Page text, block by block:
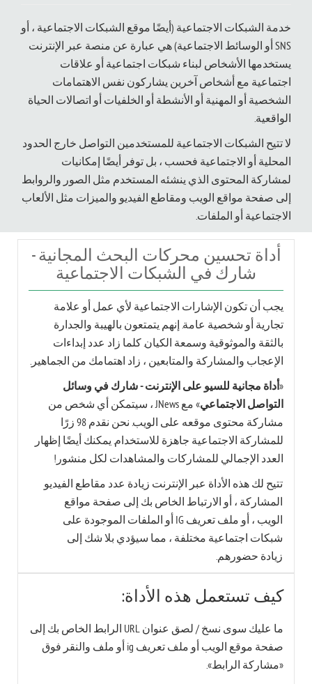
خدمة الشبكات الاجتماعية (أيضًا موقع الشبكات الاجتماعية ، أو
SNS أو الوسائط الاجتماعية) هي عبارة عن منصة عبر الإنترنت
يستخدمها الأشخاص لبناء شبكات اجتماعية أو علاقات
اجتماعية مع أشخاص آخرين يشاركون نفس الاهتمامات
الشخصية أو المهنية أو الأنشطة أو الخلفيات أو اتصالات الحياة
الواقعية.
لا تتيح الشبكات الاجتماعية للمستخدمين التواصل خارج الحدود
المحلية أو الاجتماعية فحسب ، بل توفر أيضًا إمكانيات
لمشاركة المحتوى الذي ينشئه المستخدم مثل الصور والروابط
إلى صفحة مواقع الويب ومقاطع الفيديو والميزات مثل الألعاب
الاجتماعية أو الملفات.
أداة تحسين محركات البحث المجانية -
شارك في الشبكات الاجتماعية
يجب أن تكون الإشارات الاجتماعية لأي عمل أو علامة
تجارية أو شخصية عامة. إنهم يتمتعون بالهيبة والجدارة
بالثقة والموثوقية وسمعة الكيان. كلما زاد عدد إبداءات
الإعجاب والمشاركة والمتابعين ، زاد اهتمامك من الجماهير.
« أداة مجانية للسيو على الإنترنت - شارك في وسائل
التواصل الاجتماعي
» مع JNews ، سيتمكن أي شخص من
مشاركة محتوى موقعه على الويب. نحن نقدم 98 زرًا
للمشاركة الاجتماعية جاهزة للاستخدام. يمكنك أيضًا إظهار
العدد الإجمالي للمشاركات والمشاهدات لكل منشور!
تتيح لك هذه الأداة عبر الإنترنت زيادة عدد مقاطع الفيديو
المشاركة ، أو الارتباط الخاص بك إلى صفحة مواقع
الويب ، أو ملف تعريف IG أو الملفات الموجودة على
شبكات اجتماعية مختلفة ، مما سيؤدي بلا شك إلى
زيادة حضورهم.
كيف تستعمل هذه الأداة:
ما عليك سوى نسخ / لصق عنوان URL الرابط الخاص بك إلى
صفحة موقع الويب أو ملف تعريف ig أو ملف والنقر فوق
«مشاركة الرابط».